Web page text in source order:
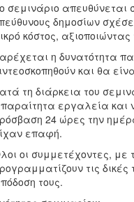
σεμινάριο απευθύνεται
δημοσίων
κόστος,
η δυνατότητα
και θα
τη διάρκεια του
εργαλεία και
24 ώρες την
επαφή.
οι συμμετέχοντες, με
τις
τους.